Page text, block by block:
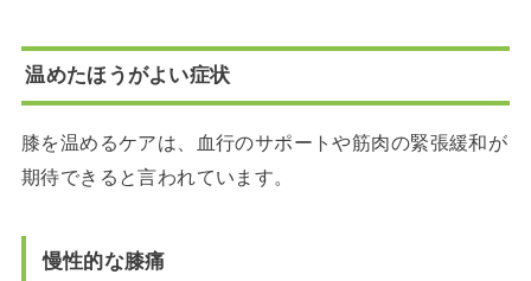
温めたほうがよい症状
膝を温めるケアは、血行のサポートや筋肉の緊張緩和が
期待できると言われています。
慢性的な膝痛